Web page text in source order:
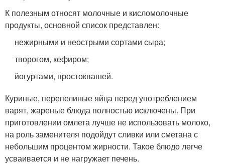
К полезным относят молочные и кисломолочные
продукты, основной список представлен:
нежирными и неострыми сортами сыра;
творогом, кефиром;
йогуртами, простоквашей.
Куриные, перепелиные яйца перед употреблением
варят, жареные блюда полностью исключены. При
приготовлении омлета лучше не использовать молоко,
на роль заменителя подойдут сливки или сметана с
небольшим процентом жирности. Такое блюдо легче
усваивается и не нагружает печень.